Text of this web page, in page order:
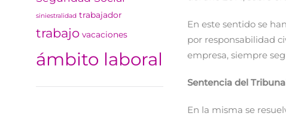
siniestralidad trabajador
trabajo vacaciones
ámbito laboral
En este sentido se
por responsabilidad
empresa, siempre
Sentencia del
En la misma se